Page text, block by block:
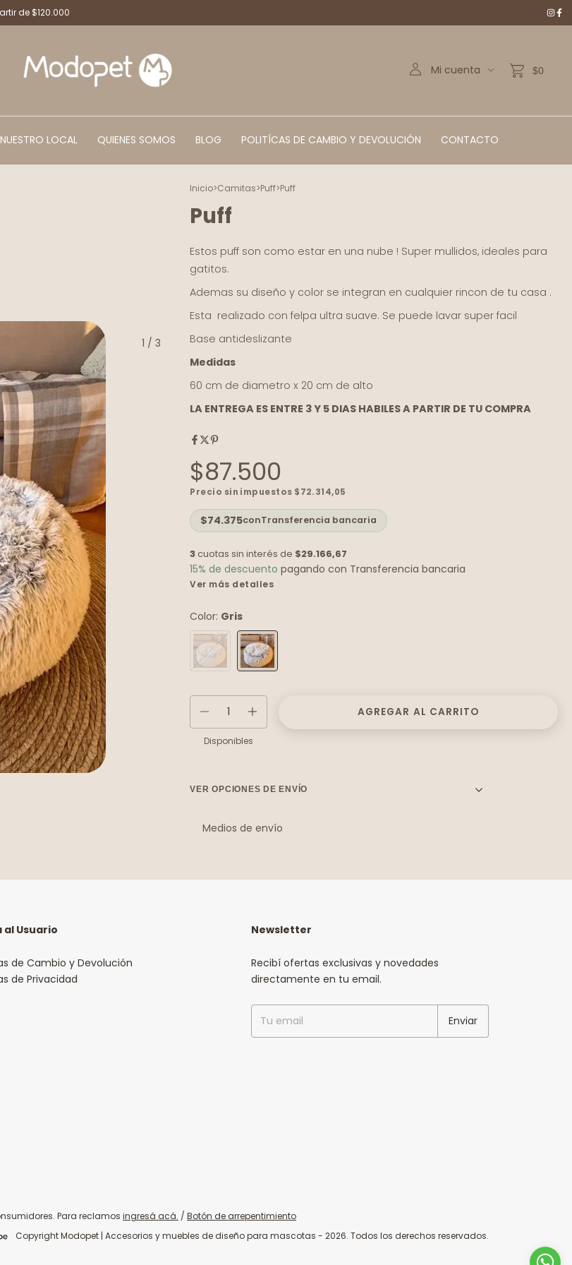
de $120.000
Mi cuenta $0
NUESTRO LOCAL QUIENES SOMOS BLOG POLITÍCAS DE CAMBIO Y DEVOLUCIÓN CONTACTO
1 /3
Inicio>Camitas>Puff>Puff
Puff
Estos puff son como estar en una nube ! Super mullidos, ideales para
gatitos.
Ademas su diseño y color se integran en cualquier rincon de tu casa .
Esta realizado con felpa ultra suave. Se puede lavar super facil
Base antideslizante
Medidas
60 cm de diametro x 20 cm de alto
LA ENTREGA ES ENTRE 3 Y 5 DIAS HABILES A PARTIR DE TU COMPRA
$87.500
Precio sin impuestos $72.314,05
$74.375conTransferencia bancaria
3 cuotas sin interés de $29.166,67
15% de descuento pagando con Transferencia bancaria
Ver más detalles
Color: Gris
Disponibles
VER OPCIONES DE ENVÍO
Entregas para el CP:
Medios de envío
al Usuario
de Cambio y Devolución
de Privacidad
Newsletter
Recibí ofertas exclusivas y novedades
directamente en tu email.
Para reclamos ingresá acá. / Botón de arrepentimiento
Copyright Modopet | Accesorios y muebles de diseño para mascotas - 2026. Todos los derechos reservados.